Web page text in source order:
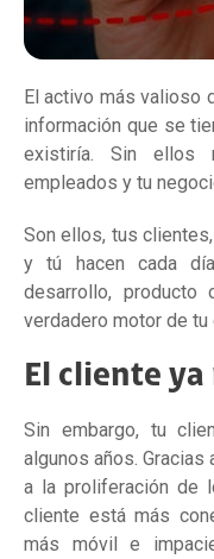
El activo más valioso
información que se
existiría. Sin ellos
empleados y tu
Son ellos, tus
y tú hacen cada
desarrollo,
verdadero motor de tu
El cliente
Sin embargo, tu
algunos años.
a la proliferación de
cliente está más
más móvil e